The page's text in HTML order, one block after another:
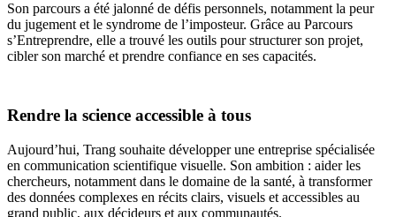
Son parcours a été jalonné de défis personnels, notamment la peur
du jugement et le syndrome de l’imposteur. Grâce au Parcours
s’Entreprendre, elle a trouvé les outils pour structurer son projet,
cibler son marché et prendre confiance en ses capacités.
Rendre la science accessible à tous
Aujourd’hui, Trang souhaite développer une entreprise spécialisée
en communication scientifique visuelle. Son ambition : aider les
chercheurs, notamment dans le domaine de la santé, à transformer
des données complexes en récits clairs, visuels et accessibles au
grand public, aux décideurs et aux communautés.